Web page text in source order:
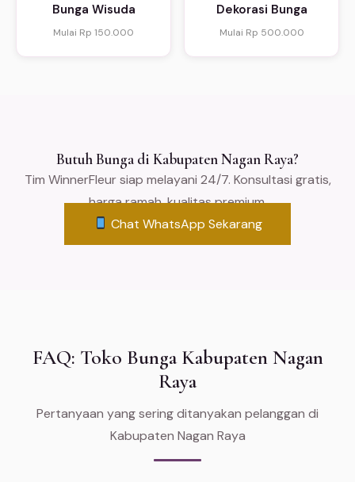
Bunga Wisuda
Mulai Rp 150.000
Dekorasi Bunga
Mulai Rp 500.000
Butuh Bunga di Kabupaten Nagan Raya?
Tim WinnerFleur siap melayani 24/7. Konsultasi gratis,
harga ramah, kualitas premium.
Chat WhatsApp Sekarang
FAQ: Toko Bunga Kabupaten Nagan
Raya
Pertanyaan yang sering ditanyakan pelanggan di
Kabupaten Nagan Raya